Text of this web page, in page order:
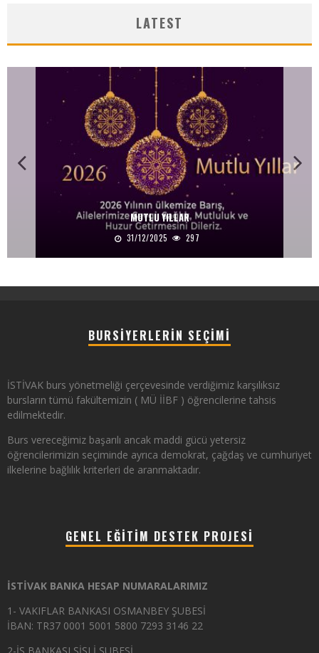
LATEST
MUTLU YILLAR
31/12/2025 297
BURSIYERLERIN SEÇIMI
İSTİVAK burs yönetmeliği çerçevesinde verdiğimiz karşılıksız
bursların tümü fakültemizin ( MÜ İİBF ) öğrencilerine tahsis
edilmektedir.
Burs vereceğimiz başarılı ancak maddi gücü yetersiz
öğrencilerimizin seçiminde ayrıca demokrat, çağdaş ve cumhuriyet
ilkelerine bağlılık kriterleri de aranmaktadır.
GENEL EĞITIM DESTEK PROJESI
İSTİVAK BANKA HESAP NUMARALARIMIZ
1- VAKIFLAR BANKASI OSMANBEY ŞUBESİ
İBAN: TR37 0001 5001 5800 7293 3146 22